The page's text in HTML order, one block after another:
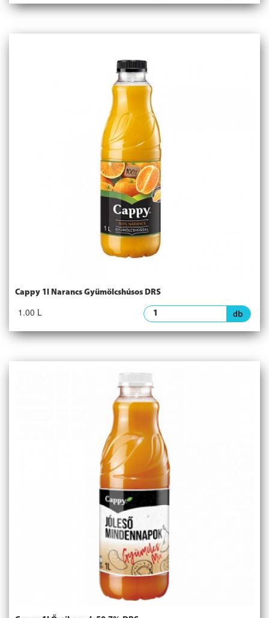
Cappy 1l Narancs Gyümölcshúsos DRS
1.00 L